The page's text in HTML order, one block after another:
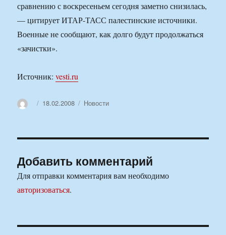
сравнению с воскресеньем сегодня заметно снизилась,
— цитирует ИТАР-ТАСС палестинские источники.
Военные не сообщают, как долго будут продолжаться
«зачистки».
Источник:vesti.ru
АвторОпубликовано
18.02.2008 Рубрики
Новости
Добавить комментарий
Для отправки комментария вам необходимо
авторизоваться.